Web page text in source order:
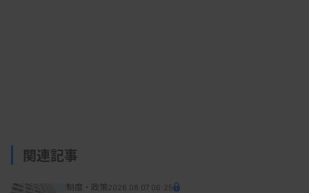
関連記事
制度・政策2026.08.07 06:25